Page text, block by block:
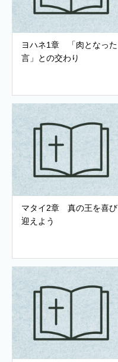
ヨハネ1章 「肉となった
言」との交わり
マタイ2章 真の王を喜び
迎えよう